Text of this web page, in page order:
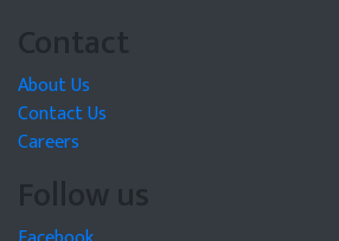
Contact
About Us
Contact Us
Careers
Follow us